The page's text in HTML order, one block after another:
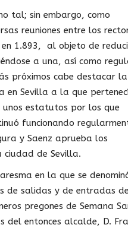
tal; sin embargo, como
reuniones entre los
1.893, al objeto de
a una, así como
próximos cabe destacar la
en Sevilla a la que
unos estatutos por los que
funcionando
y Saenz aprueba los
ciudad de Sevilla.
en la que se
de salidas y de entradas
pregones de Semana
entonces alcalde, D.